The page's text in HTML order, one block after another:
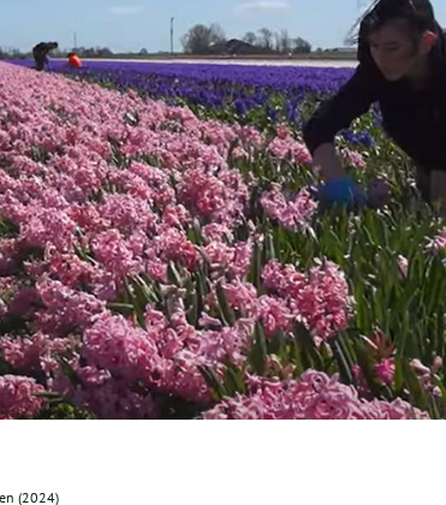
(2024)